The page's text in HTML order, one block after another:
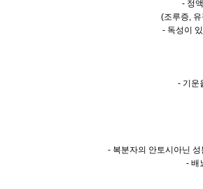
- 정
(조루증,
- 독성이
- 기운
- 복분자의 안토시아닌
- 배